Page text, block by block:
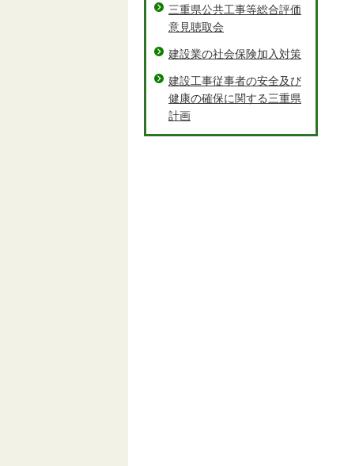
三重県公共工事等総合評価
意見聴取会
建設業の社会保険加入対策
建設工事従事者の安全及び
健康の確保に関する三重県
計画